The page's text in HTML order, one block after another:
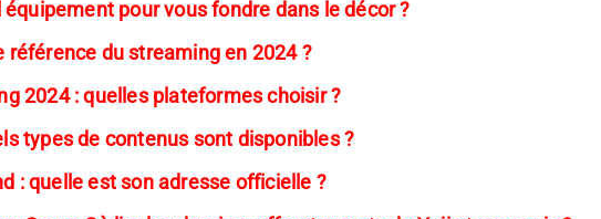
pour vous fondre dans le décor ?
référence du streaming en 2024 ?
2024 : quelles plateformes choisir ?
types de contenus sont disponibles ?
: quelle est son adresse officielle ?